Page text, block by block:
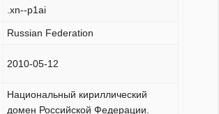
.xn--p1ai
Russian Federation
2010-05-12
Национальный кириллический
домен Российской Федерации.